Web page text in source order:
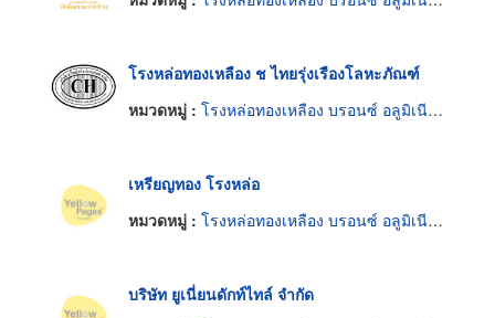
โรงหล่อทองเหลือง ช ไทยรุ่งเรืองโลหะภัณฑ์
หมวดหมู่ : โรงหล่อทองเหลือง บรอนซ์ อลูมิเนียมและแมกนีเซียม
เหรียญทอง โรงหล่อ
หมวดหมู่ : โรงหล่อทองเหลือง บรอนซ์ อลูมิเนียมและแมกนีเซียม
บริษัท ยูเนี่ยนดักท์ไทล์ จำกัด